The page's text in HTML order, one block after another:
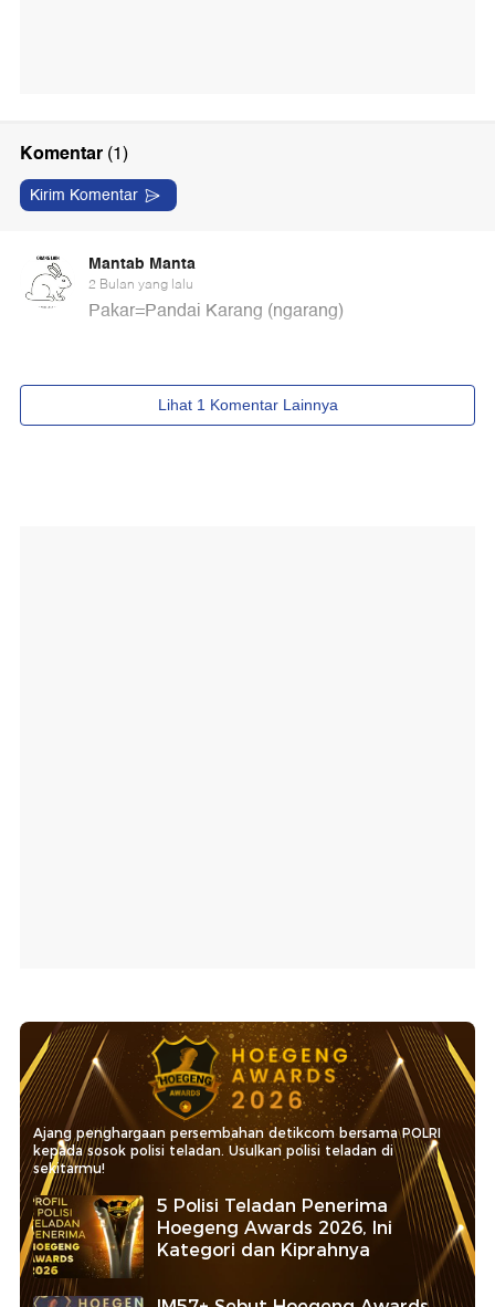
Ajang penghargaan persembahan detikcom bersama POLRI
kepada sosok polisi teladan. Usulkan polisi teladan di
sekitarmu!
5 Polisi Teladan Penerima
Hoegeng Awards 2026, Ini
Kategori dan Kiprahnya